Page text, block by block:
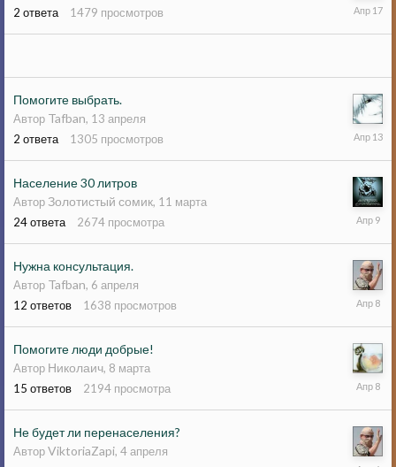
2 ответа 1479 просмотров
17
апреля
Помогите выбрать.
Автор Tafban, 13 апреля
2 ответа 1305 просмотров
13
апреля
Население 30 литров
Автор Золотистый сомик, 11 марта
24ответа 2674 просмотра
9
апреля
Нужна консультация.
Автор Tafban, 6 апреля
12 ответов 1638 просмотров
8
апреля
Помогите люди добрые!
Автор Николаич, 8 марта
15 ответов 2194 просмотра
8
апреля
Не будет ли перенаселения?
АвторViktoriaZapi, 4 апреля
6